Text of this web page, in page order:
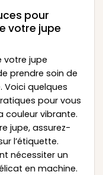
pour
votre jupe
votre jupe
prendre soin de
quelques
pour vous
couleur vibrante.
jupe, assurez-
l’étiquette.
nécessiter un
en machine.